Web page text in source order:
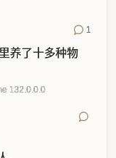
1
养了十多种物
132.0.0.0